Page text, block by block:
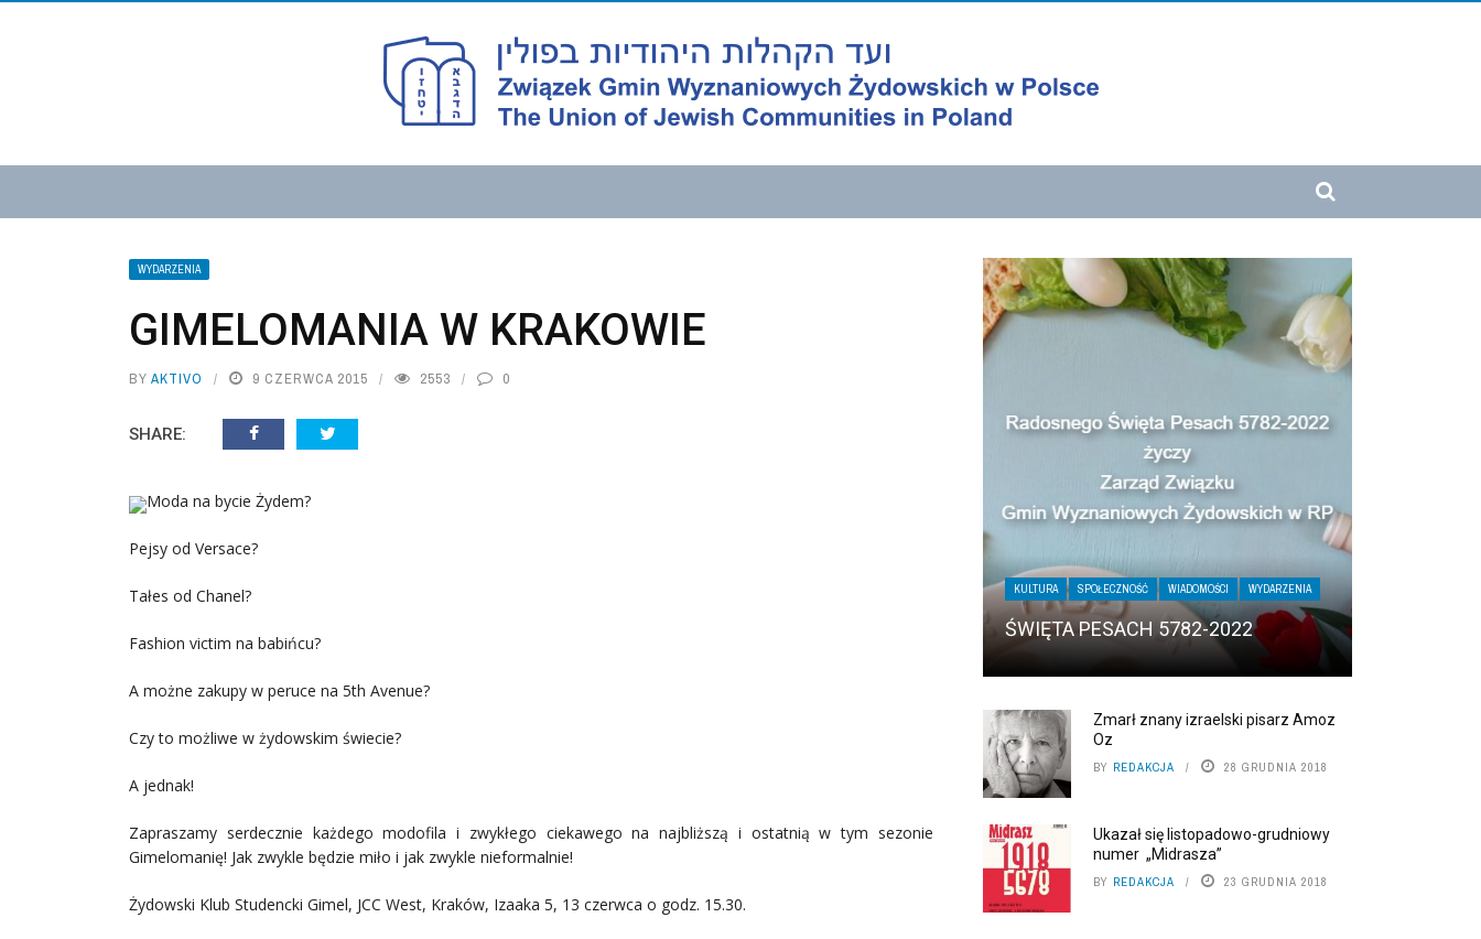
WYDARZENIA
GIMELOMANIA W KRAKOWIE
BY AKTIVO 9 CZERWCA 2015 2553 0
SHARE:
Moda na bycie Żydem?
Pejsy od Versace?
Tałes od Chanel?
Fashion victim na babińcu?
A możne zakupy w peruce na 5th Avenue?
Czy to możliwe w żydowskim świecie?
A jednak!
Zapraszamy serdecznie każdego modofila i zwykłego ciekawego na najbliższą i ostatnią w tym sezonie
Gimelomanię! Jak zwykle będzie miło i jak zwykle nieformalnie!
Żydowski Klub Studencki Gimel, JCC West, Kraków, Izaaka 5, 13 czerwca o godz. 15.30.
KULTURA SPOŁECZNOŚĆ WIADOMOŚCI WYDARZENIA
ŚWIĘTA PESACH 5782-2022
Zmarł znany izraelski pisarz Amoz
Oz
BY REDAKCJA 28 GRUDNIA 2018
Ukazał się listopadowo-grudniowy
numer „Midrasza”
BY REDAKCJA 23 GRUDNIA 2018